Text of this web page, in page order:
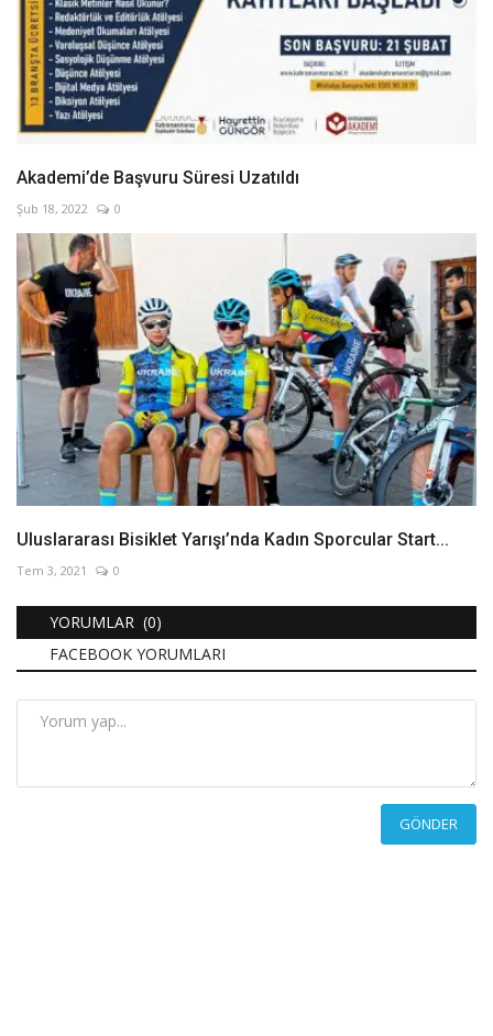
Akademi’de Başvuru Süresi Uzatıldı
Şub 18, 2022 0
Uluslararası Bisiklet Yarışı’nda Kadın Sporcular Start...
Tem 3, 2021 0
YORUMLAR (0)
FACEBOOK YORUMLARI
GÖNDER